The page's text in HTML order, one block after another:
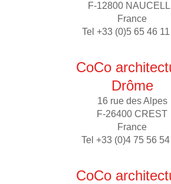
F-12800
France
Tel +33 (0)5 65 46
CoCo
Drôme
16 rue des Alpes
F-26400 CREST
France
Tel +33 (0)4 75 56
CoCo